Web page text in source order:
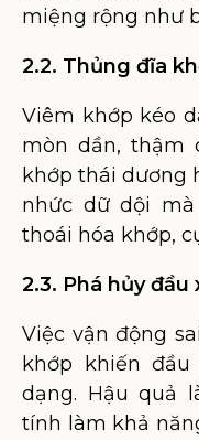
miệng rộng như
2.2. Thủng đĩa
Viêm khớp kéo
mòn dần, thậm
khớp thái dương
nhức dữ dội
thoái hóa khớp,
2.3. Phá hủy
Việc vận động
khớp khiến
dạng. Hậu quả
tính làm khả